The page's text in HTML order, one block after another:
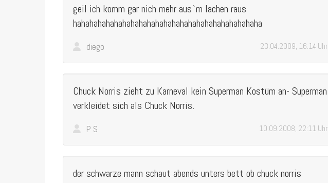
geil ich komm gar nich mehr aus`m lachen raus
hahahahahahahahahahahahahahahahahahahahahahaha
diego 23.04.2009, 16:14 Uhr
Chuck Norris zieht zu Karneval kein Superman Kostüm an- Superman
verkleidet sich als Chuck Norris.
P S 10.09.2008, 22:11 Uhr
der schwarze mann schaut abends unters bett ob chuck norris